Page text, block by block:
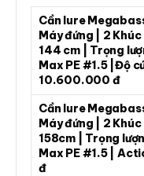
Cần lure
Máy đứng | 2
144 cm | Trọng
Max PE #1.5 |Độ
10.600.000 đ
Cần lure
Máy đứng | 2
158cm | Trọng
Max PE #1.5 |
đ